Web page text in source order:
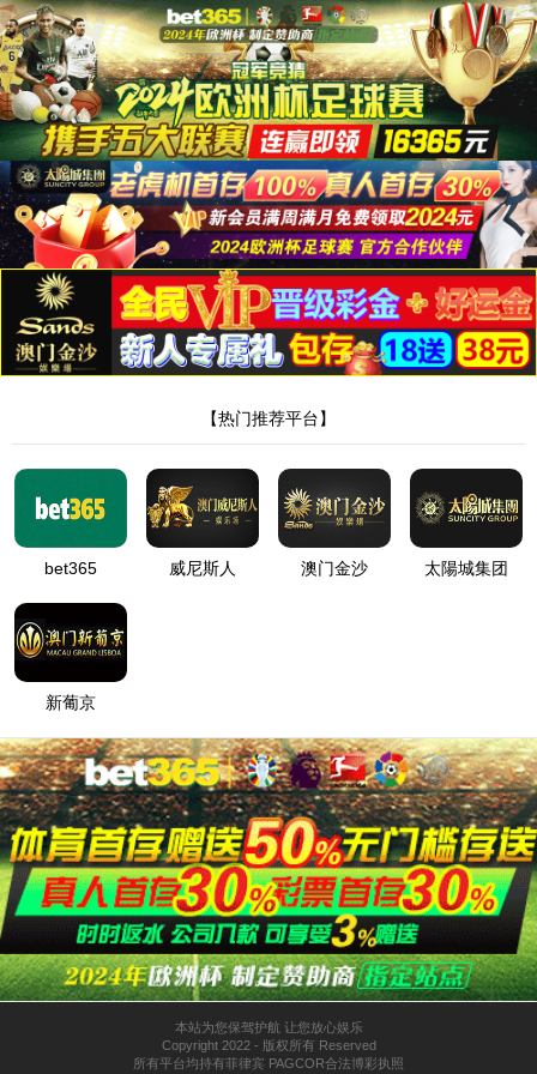
繁 | |
404错误，页面不
见了。。。
电话：0898-36656666
传真：0898-36656666
地址：海南省海口市美兰区国兴大道
3号互联网金融大厦C座20-23楼
邮编：570100
信访地址：海南省海口市美兰区国兴
大道 3号互联网金融大厦C座21楼
扫描关注微信公众号
Powered byamg·新葡萄88833©2008-2026hnhold.cn
版权所有 © 2012 amg·新葡萄88833
琼ICP备08000093号-1